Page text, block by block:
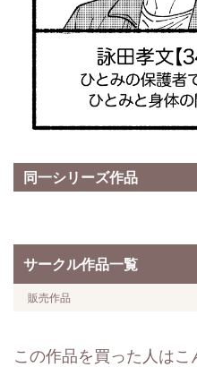
同一シリーズ作品
サークル作品一覧
販売作品
この作品を買った人は